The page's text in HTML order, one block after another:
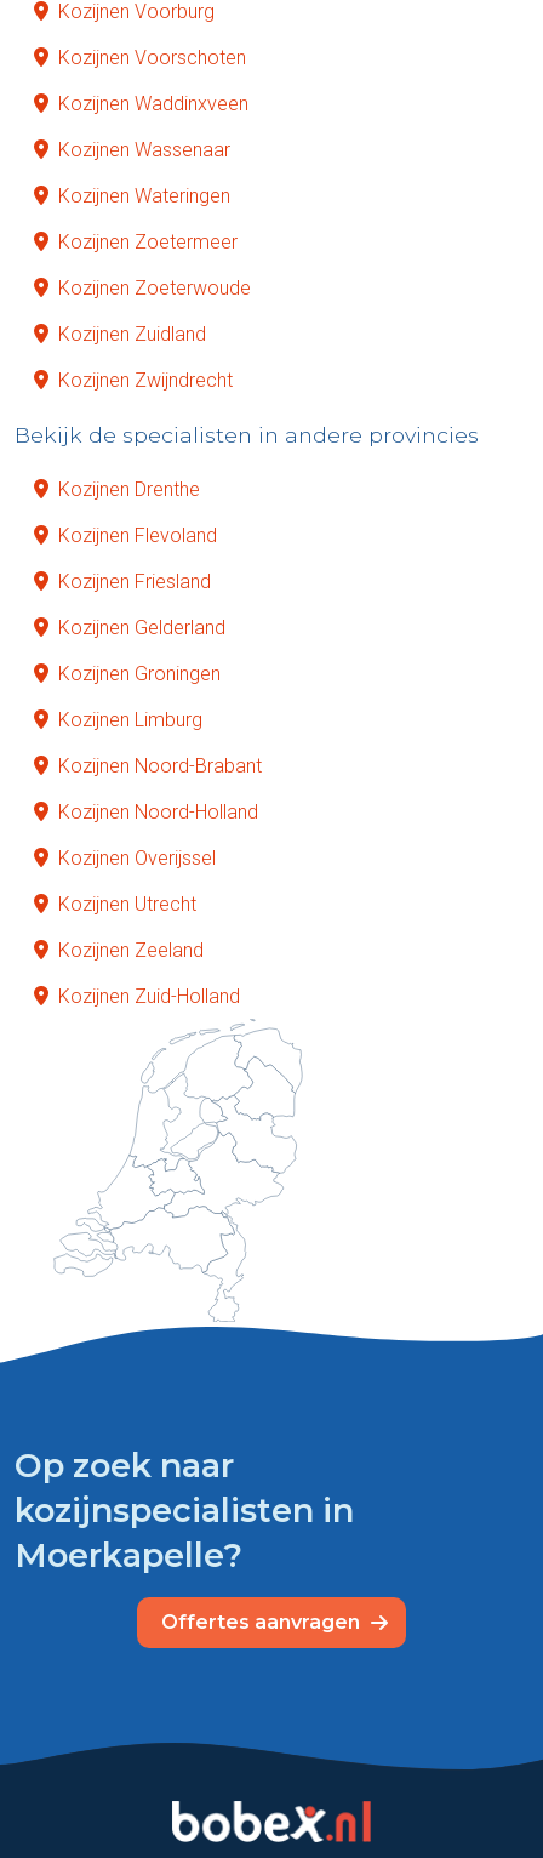
Kozijnen Voorburg
Kozijnen Voorschoten
Kozijnen Waddinxveen
Kozijnen Wassenaar
Kozijnen Wateringen
Kozijnen Zoetermeer
Kozijnen Zoeterwoude
Kozijnen Zuidland
Kozijnen Zwijndrecht
Bekijk de specialisten in andere provincies
Kozijnen Drenthe
Kozijnen Flevoland
Kozijnen Friesland
Kozijnen Gelderland
Kozijnen Groningen
Kozijnen Limburg
Kozijnen Noord-Brabant
Kozijnen Noord-Holland
Kozijnen Overijssel
Kozijnen Utrecht
Kozijnen Zeeland
Kozijnen Zuid-Holland
Op zoek naar
kozijnspecialisten in
Moerkapelle?
Offertes aanvragen